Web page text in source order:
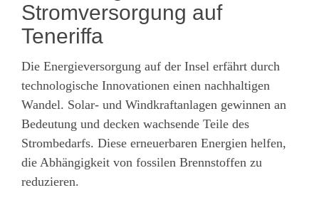
Stromversorgung auf
Teneriffa
Die Energieversorgung auf der Insel erfährt durch
technologische Innovationen einen nachhaltigen
Wandel. Solar- und Windkraftanlagen gewinnen an
Bedeutung und decken wachsende Teile des
Strombedarfs. Diese erneuerbaren Energien helfen,
die Abhängigkeit von fossilen Brennstoffen zu
reduzieren.